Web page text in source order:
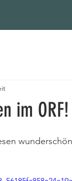
im ORF!